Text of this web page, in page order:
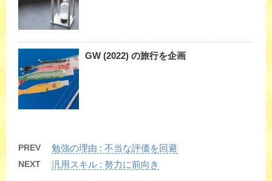
GW (2022) の旅行を企画
PREV 勉強の理由 : 不当な評価を回避
NEXT 汎用スキル : 努力に前向き